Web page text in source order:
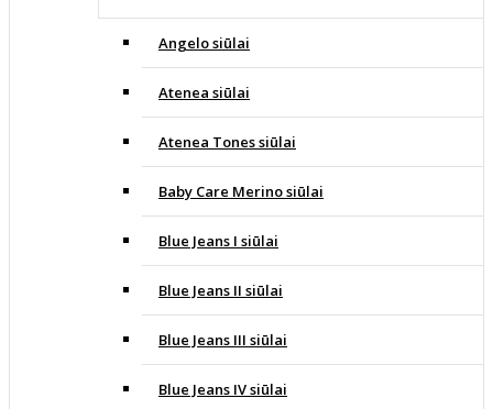
Angelo siūlai
Atenea siūlai
Atenea Tones siūlai
Baby Care Merino siūlai
Blue Jeans I siūlai
Blue Jeans II siūlai
Blue Jeans III siūlai
Blue Jeans IV siūlai